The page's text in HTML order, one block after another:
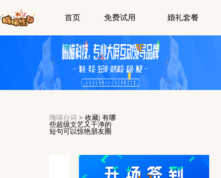
首页 免费试用 婚礼套餐
嗨喵台词 > 收藏| 有哪
些超级文艺又干净的
短句可以惊艳朋友圈